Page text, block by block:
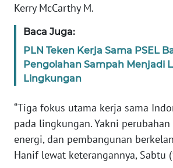
Kerry McCarthy M.
Baca Juga:
PLN Teken Kerja Sama PSEL
Pengolahan Sampah Menjadi
Lingkungan
“Tiga fokus utama kerja sama
pada lingkungan. Yakni
energi, dan pembangunan
Hanif lewat keterangannya, Sabtu
TENTANG
KAMI
PEDOMAN
MEDIA
SIBER
REDAKSI
KARIR